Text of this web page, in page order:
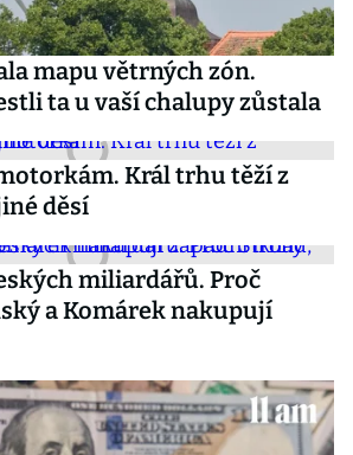
mapu větrných zón.
ta u vaší chalupy zůstala
Král trhu těží z
děsí
miliardářů. Proč
a Komárek nakupují